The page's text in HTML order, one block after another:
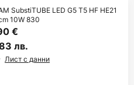
SubstiTUBE LED G5 T5 HF HE21
10W 830
€
лв.
Лист с данни